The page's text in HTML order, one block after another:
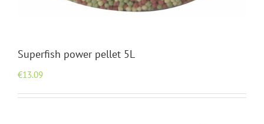
Superfish power pellet 5L
€13.09